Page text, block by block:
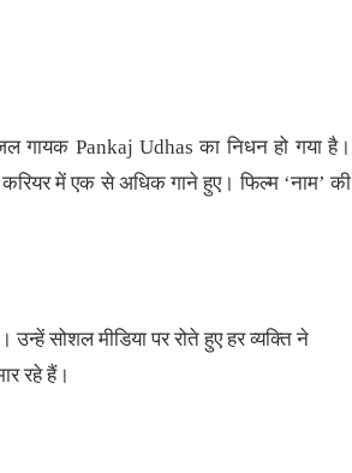
गायक Pankaj Udhas का निधन हो गया है।
में एक से अधिक गाने हुए। फिल्म ‘नाम’ की
सोशल मीडिया पर रोते हुए हर व्यक्ति ने
रहे हैं।